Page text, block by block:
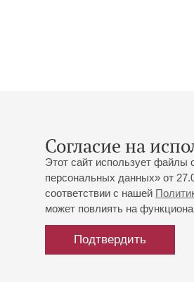
Согласие на
Этот сайт использует файлы
персональных данных» от
соответствии с нашей
может повлиять на
Подтвердить